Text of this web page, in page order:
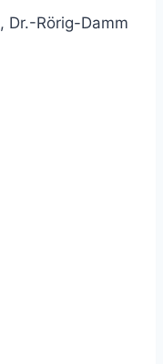
, Dr.-Rörig-Damm